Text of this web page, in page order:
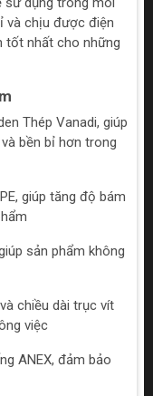
và chịu được điện
tốt nhất cho những
Thép Vanadi, giúp
bền bỉ hơn trong
giúp tăng độ bám
sản phẩm không
chiều dài trục vít
việc
ANEX, đảm bảo